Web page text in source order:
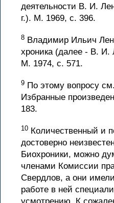
деятельности В. И.
г.). М. 1969, с. 396.
8 Владимир Ильич
хроника (далее - В. И.
М. 1974, с. 571.
9 По этому вопросу
Избранные
183.
10 Количественный и
достоверно
Биохроники, можно
членами Комиссии
Свердлов, а они
работе в ней